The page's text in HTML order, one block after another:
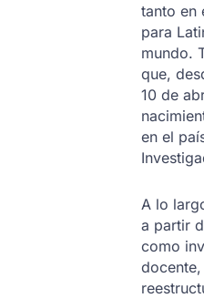
tanto en
para
mundo.
que,
10 de
en el
A lo
a partir
como